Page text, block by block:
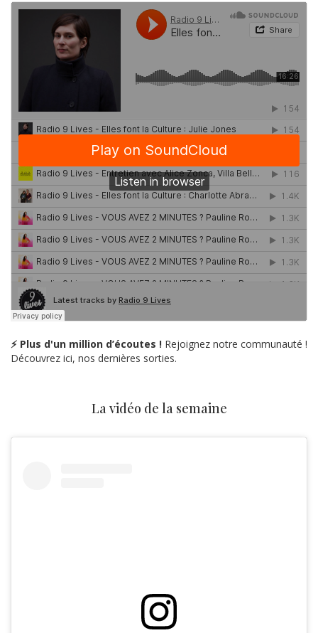
⚡ Plus d'un million d’écoutes ! Rejoignez notre communauté !
Découvrez ici, nos dernières sorties.
La vidéo de la semaine